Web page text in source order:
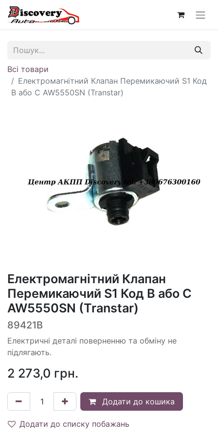
Всі товари
Електромагнітний Клапан Перемикаючий S1 Код
B або C AW5550SN (Transtar)
Електромагнітний Клапан
Перемикаючий S1 Код B або C
AW5550SN (Transtar)
89421B
Електричні деталі поверненню та обміну не
підлягають.
2 273,0 грн.
Додати до кошика
Додати до списку побажань